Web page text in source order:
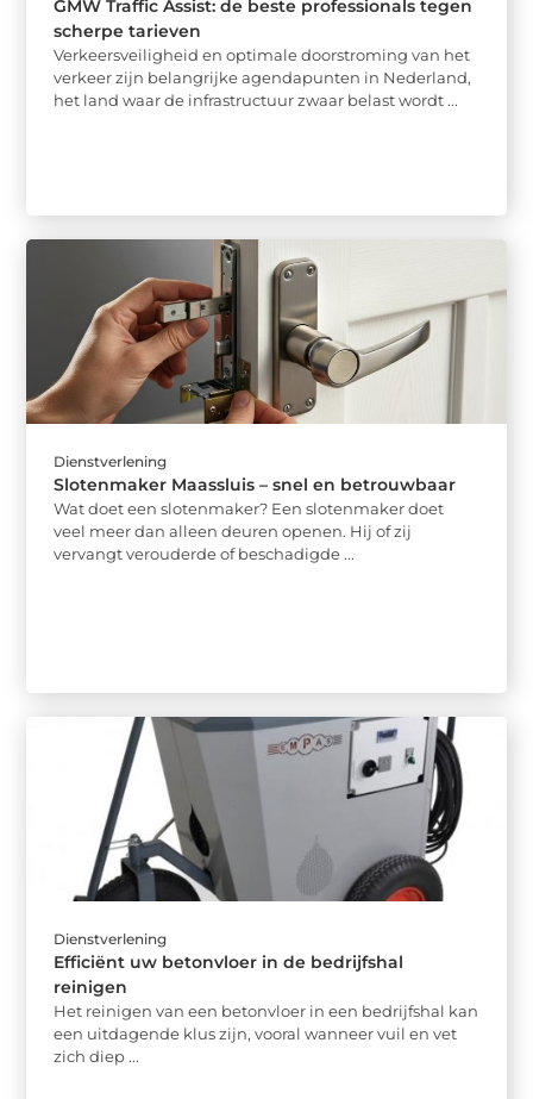
GMW Traffic Assist: de beste professionals tegen
scherpe tarieven
Verkeersveiligheid en optimale doorstroming van het
verkeer zijn belangrijke agendapunten in Nederland,
het land waar de infrastructuur zwaar belast wordt ...
Dienstverlening
Slotenmaker Maassluis – snel en betrouwbaar
Wat doet een slotenmaker? Een slotenmaker doet
veel meer dan alleen deuren openen. Hij of zij
vervangt verouderde of beschadigde ...
Dienstverlening
Efficiënt uw betonvloer in de bedrijfshal
reinigen
Het reinigen van een betonvloer in een bedrijfshal kan
een uitdagende klus zijn, vooral wanneer vuil en vet
zich diep ...